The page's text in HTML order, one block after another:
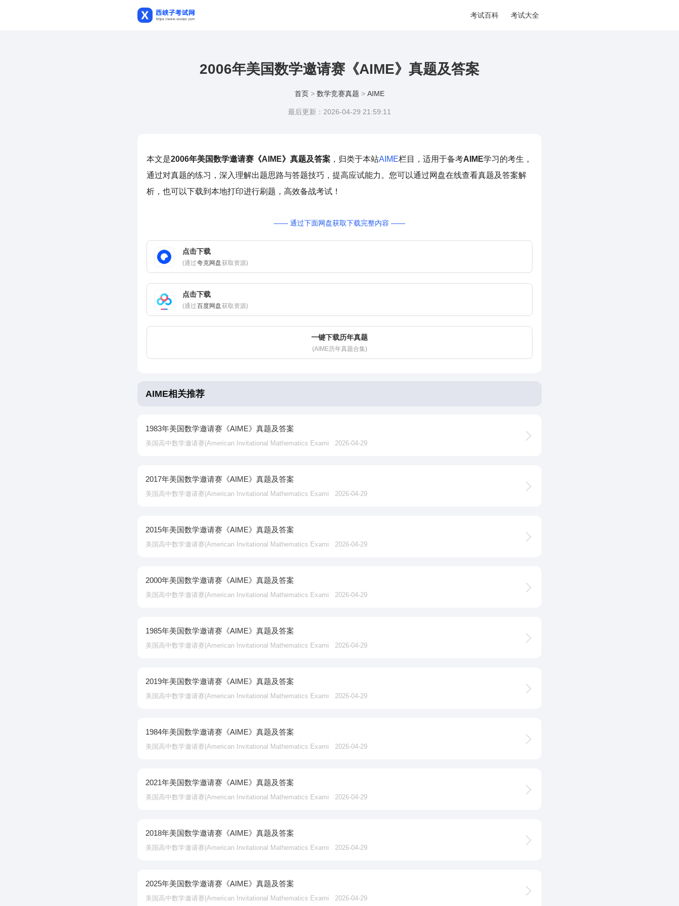
考试百科 考试大全
2006年美国数学邀请赛《AIME》真题及答案
首页 > 数学竞赛真题 > AIME
最后更新：2026-04-29 21:59:11
本文是2006年美国数学邀请赛《AIME》真题及答案 ，归类于本站AIME栏目，适用于备考AIME学习的考生，
通过对真题的练习，深入理解出题思路与答题技巧，提高应试能力。您可以通过网盘在线查看真题及答案解
析，也可以下载到本地打印进行刷题，高效备战考试！
—— 通过下面网盘获取下载完整内容 ——
点击下载
(通过夸克网盘获取资源)
点击下载
(通过百度网盘获取资源)
一键下载历年真题
(AIME历年真题合集)
AIME相关推荐
1983年美国数学邀请赛《AIME》真题及答案
美国高中数学邀请赛‌(American Invitational Mathematics Exami 2026-04-29
2017年美国数学邀请赛《AIME》真题及答案
美国高中数学邀请赛‌(American Invitational Mathematics Exami 2026-04-29
2015年美国数学邀请赛《AIME》真题及答案
美国高中数学邀请赛‌(American Invitational Mathematics Exami 2026-04-29
2000年美国数学邀请赛《AIME》真题及答案
美国高中数学邀请赛‌(American Invitational Mathematics Exami 2026-04-29
1985年美国数学邀请赛《AIME》真题及答案
美国高中数学邀请赛‌(American Invitational Mathematics Exami 2026-04-29
2019年美国数学邀请赛《AIME》真题及答案
美国高中数学邀请赛‌(American Invitational Mathematics Exami 2026-04-29
1984年美国数学邀请赛《AIME》真题及答案
美国高中数学邀请赛‌(American Invitational Mathematics Exami 2026-04-29
2021年美国数学邀请赛《AIME》真题及答案
美国高中数学邀请赛‌(American Invitational Mathematics Exami 2026-04-29
2018年美国数学邀请赛《AIME》真题及答案
美国高中数学邀请赛‌(American Invitational Mathematics Exami 2026-04-29
2025年美国数学邀请赛《AIME》真题及答案
美国高中数学邀请赛‌(American Invitational Mathematics Exami 2026-04-29